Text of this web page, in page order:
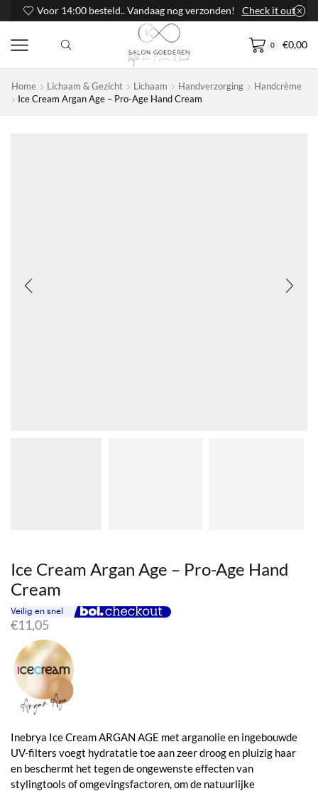
Voor 14:00 besteld.. Vandaag nog verzonden! Check it out
0 €0,00
Home Lichaam & Gezicht Lichaam Handverzorging
Handcrème
Ice Cream Argan Age – Pro-Age Hand Cream
Ice Cream Argan Age – Pro-Age Hand
Cream
€11,05
Inebrya Ice Cream ARGAN AGE met arganolie en ingebouwde
UV-filters voegt hydratatie toe aan zeer droog en pluizig haar
en beschermt het tegen de ongewenste effecten van
stylingtools of omgevingsfactoren, om de natuurlijke